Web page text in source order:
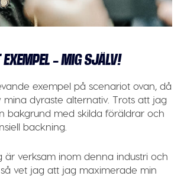
EXEMPEL – MIG SJÄLV!
exempel på scenariot ovan, då
dyraste alternativ. Trots att jag
bakgrund med skilda föräldrar och
backning.
är verksam inom denna industri och
vet jag att jag maximerade min